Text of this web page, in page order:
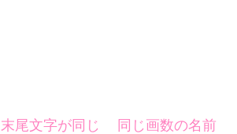
末尾文字が同じ
同じ画数の名前